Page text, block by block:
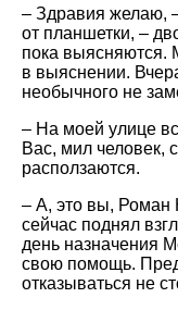
– Здравия желаю,
от планшетки, –
пока выясняются.
в выяснении.
необычного не
– На моей улице
Вас, мил человек,
расползаются.
– А, это вы, Роман
сейчас поднял
день назначения
свою помощь.
отказываться не